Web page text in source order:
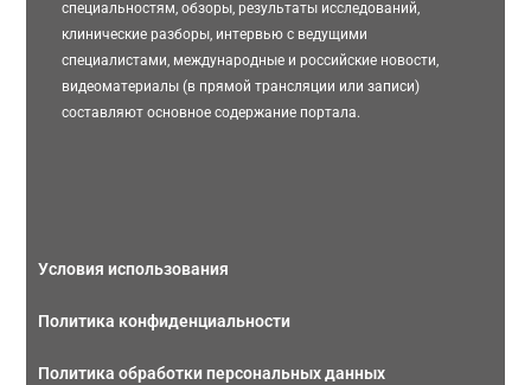
специальностям, обзоры, результаты исследований,
клинические разборы, интервью с ведущими
специалистами, международные и российские новости,
видеоматериалы (в прямой трансляции или записи)
составляют основное содержание портала.
Условия использования
Политика конфиденциальности
Политика обработки персональных данных